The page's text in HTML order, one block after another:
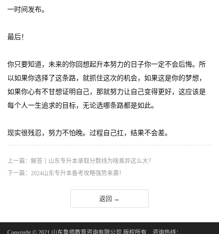
一时间发布。
最后！
你只要知道，未来的你回想起升本努力的日子你一定不会后悔。所
以如果你选择了这条路，就抓住这次的机会，如果这是你的梦想，
如果你心有不甘想证明自己，那就努力让自己变得更好，这应该是
每个人一生追求的目标，无论选哪条路都是如此。
现实很残忍，努力不怕晚。过程自己扛，结果不会差。
上一篇：解答丨山东专升本录取分数线为啥差异这么大？
下一篇：2024山东专升本备考攻略强势来袭！
返回 →
Copyright © 2021 山东鲁师教育咨询有限公司 版权所有 咨询热线：